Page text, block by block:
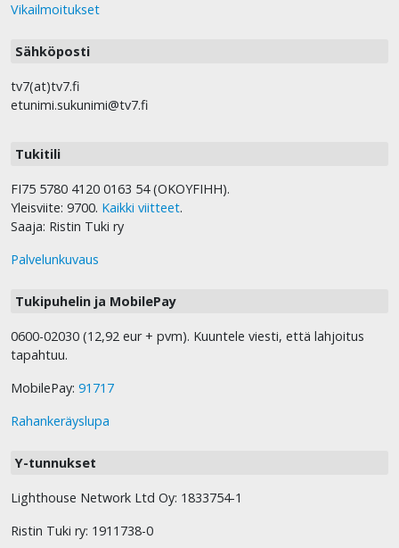
Vikailmoitukset
Sähköposti
tv7(at)tv7.fi
etunimi.sukunimi@tv7.fi
Tukitili
FI75 5780 4120 0163 54 (OKOYFIHH).
Yleisviite: 9700. Kaikki viitteet.
Saaja: Ristin Tuki ry
Palvelunkuvaus
Tukipuhelin ja MobilePay
0600-02030 (12,92 eur + pvm). Kuuntele viesti, että lahjoitus
tapahtuu.
MobilePay: 91717
Rahankeräyslupa
Y-tunnukset
Lighthouse Network Ltd Oy: 1833754-1
Ristin Tuki ry: 1911738-0